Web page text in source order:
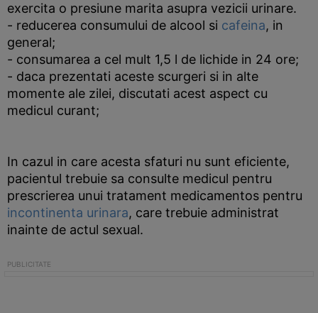
exercita o presiune marita asupra vezicii urinare.
- reducerea consumului de alcool si cafeina, in
general;
- consumarea a cel mult 1,5 l de lichide in 24 ore;
- daca prezentati aceste scurgeri si in alte
momente ale zilei, discutati acest aspect cu
medicul curant;
In cazul in care acesta sfaturi nu sunt eficiente,
pacientul trebuie sa consulte medicul pentru
prescrierea unui tratament medicamentos pentru
incontinenta urinara, care trebuie administrat
inainte de actul sexual.